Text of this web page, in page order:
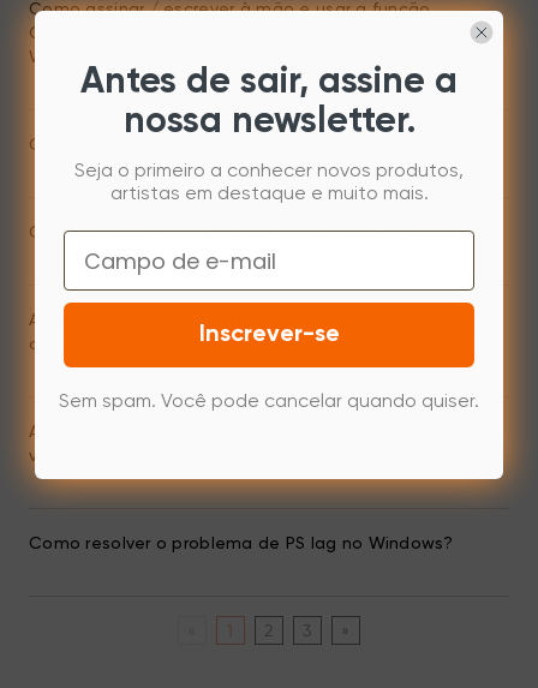
Como assinar / escrever à mão e usar a função
Conversão de tinta para matemática no office 2019 de
Win10?
Como corrigir cores perdidas na sua Tableta de XPPen
Como uso a pressão da caneta no Mac GIMP 2.10.6?
A pressão da caneta da minha tableta funciona nas
configurações do meu driver, mas não no Paint Tool SAI
Artist não mostra sinal (a luz de energia aparece
vermelha.)
Como resolver o problema de PS lag no Windows?
2 3 »
Antes de sair, assine a
nossa newsletter.
Seja o primeiro a conhecer novos produtos,
artistas em destaque e muito mais.
Email
Inscrever-se
Sem spam. Você pode cancelar quando quiser.